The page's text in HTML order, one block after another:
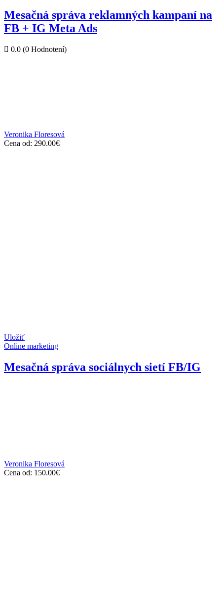
Mesačná správa reklamných kampaní na
FB + IG Meta Ads
0.0 (0 Hodnotení)
Veronika Floresová
Cena od: 290.00€
Uložiť
Online marketing
Mesačná správa sociálnych sietí FB/IG
Veronika Floresová
Cena od: 150.00€